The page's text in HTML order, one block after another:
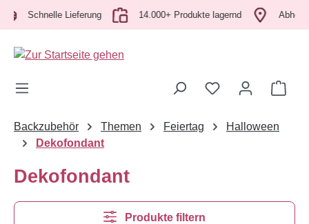
Zum Hauptinhalt springen
Schnelle Lieferung 14.000+ Produkte lagernd Abholung
Backzubehör Themen Feiertag
Halloween
Dekofondant
Dekofondant
Produkte filtern